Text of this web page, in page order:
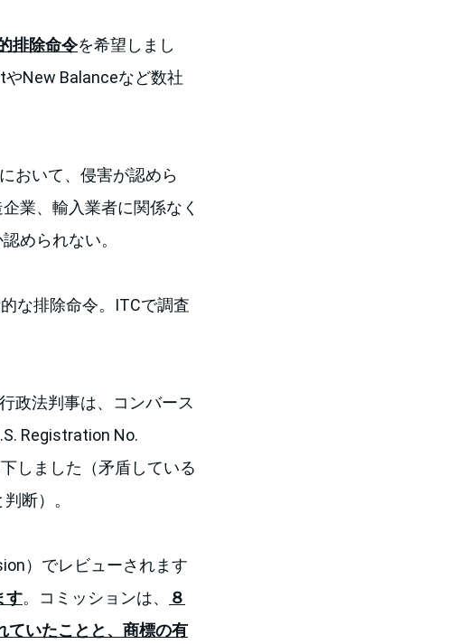
排除命令を希望しまし
New Balanceなど数社
おいて、侵害が認めら
業、輸入業者に関係なく
められない。
な排除命令。ITCで調査
政法判事は、コンバース
Registration No.
しました（矛盾している
断）。
）でレビューされます
す。コミッションは、
８
ていたことと、商標の有